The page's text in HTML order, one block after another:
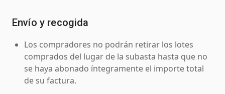
Envío y recogida
Los compradores no podrán retirar los lotes
comprados del lugar de la subasta hasta que no
se haya abonado íntegramente el importe total
de su factura.